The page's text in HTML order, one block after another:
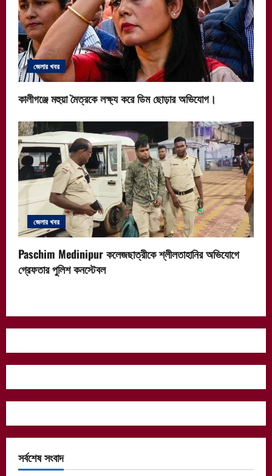
জেলার খবর
কালীগঞ্জে মহুয়া মৈত্রকে লক্ষ্য করে ডিম ছোড়ার অভিযোগ।
জেলার খবর
Paschim Medinipur কলেজছাত্রীকে শ্লীলতাহানির অভিযোগে
গ্রেফতার পুলিশ কনস্টেবল
সর্বশেষ সংবাদ